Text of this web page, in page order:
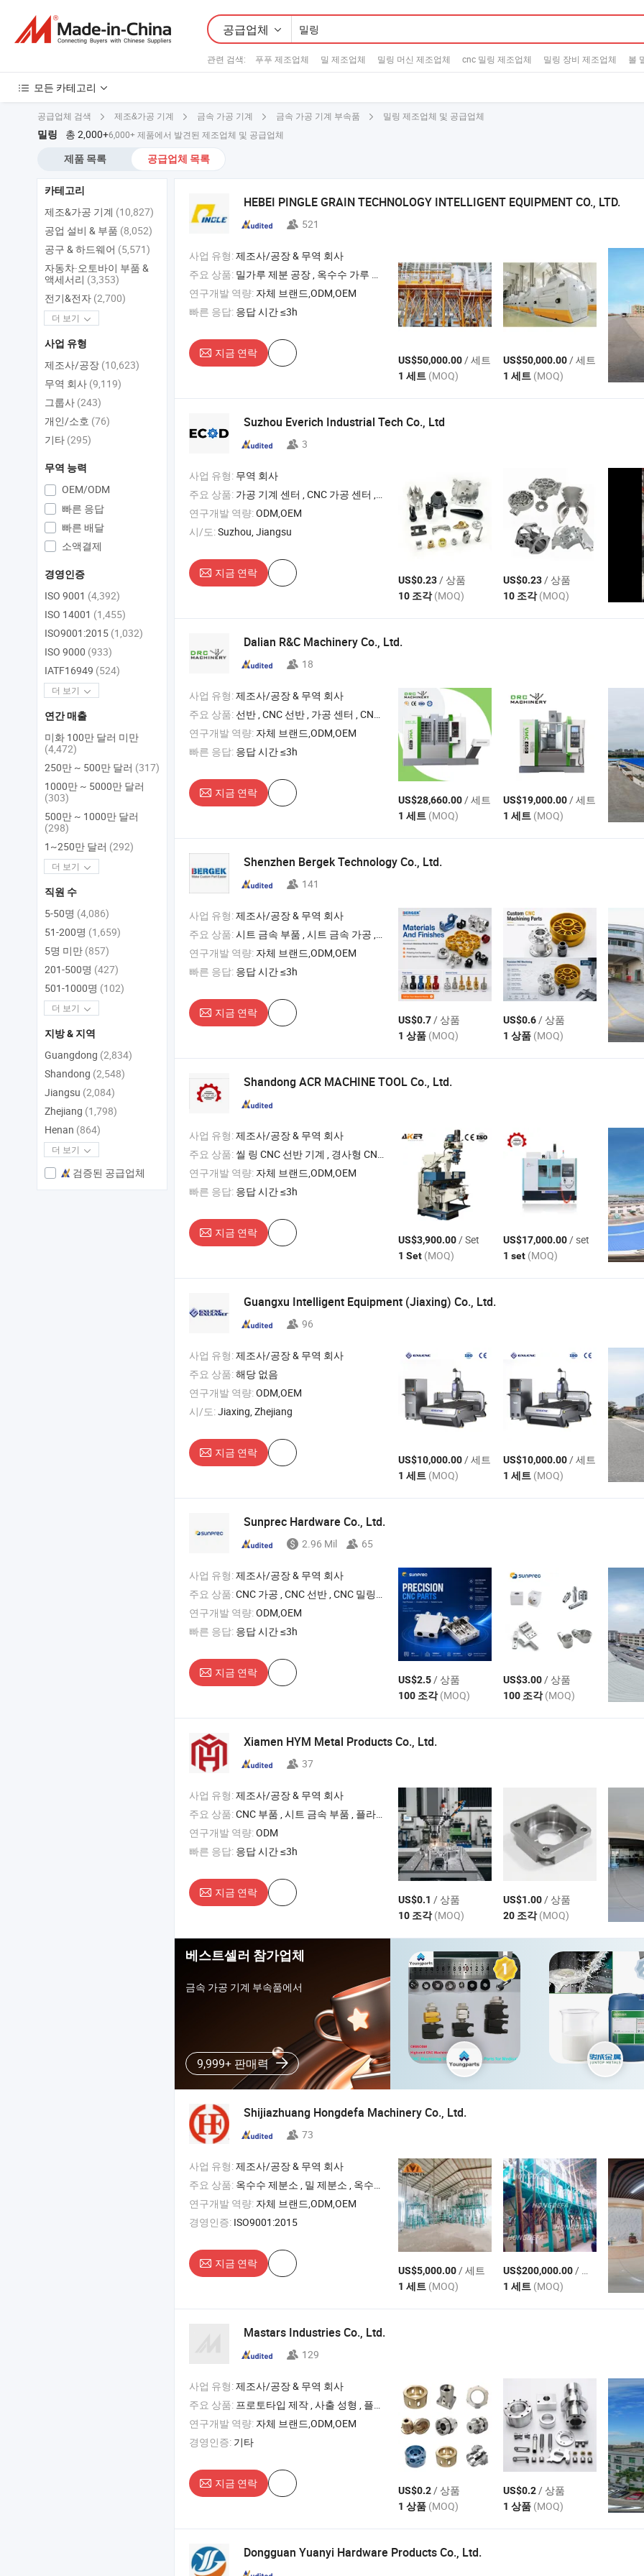
공급업체
관련 검색: 푸푸 제조업체 밀 제조업체 밀링 머신 제조업체 cnc 밀링 제조업체 밀링 장비 제조업체 볼
모든 카테고리
공급업체 검색 제조&가공 기계 금속 가공 기계 금속 가공 기계 부속품 밀링 제조업체 및 공급업체
밀링 총 2,000+6,000+ 제품에서 발견된 제조업체 및 공급업체
제품 목록 공급업체 목록
HEBEI PINGLE GRAIN TECHNOLOGY INTELLIGENT EQUIPMENT CO., LTD.
521
사업 유형:제조사/공장 & 무역 회사
주요 상품: 밀가루 제분 공장 , 옥수수 가루 제분 공장
연구개발 역량: 자체 브랜드,ODM,OEM
빠른 응답: 응답 시간 ≤3h
지금 연락
US$50,000.00/ 세트
1 세트 (MOQ)
US$50,000.00/ 세트
1 세트 (MOQ)
Suzhou Everich Industrial Tech Co., Ltd
3
사업 유형: 무역 회사
주요 상품: 가공 기계 센터 , CNC 가공 센터 , CNC 밀링 센터
연구개발 역량:ODM,OEM
시/도:Suzhou, Jiangsu
지금 연락
US$0.23/ 상품
10 조각(MOQ)
US$0.23/ 상품
10 조각(MOQ)
Dalian R&C Machinery Co., Ltd.
18
사업 유형:제조사/공장 & 무역 회사
주요 상품:선반 , CNC 선반 , 가공 센터 , CNC 밀링 머신 , 파이프 나사 선반
연구개발 역량: 자체 브랜드,ODM,OEM
빠른 응답: 응답 시간 ≤3h
지금 연락
US$28,660.00/ 세트
1 세트 (MOQ)
US$19,000.00/ 세트
1 세트 (MOQ)
Shenzhen Bergek Technology Co., Ltd.
141
사업 유형:제조사/공장 & 무역 회사
주요 상품:시트 금속 부품 , 시트 금속 가공 , 레이저 절단 서비스 , 시트 금속 브래킷 , CNC 가공 서비스
연구개발 역량: 자체 브랜드,ODM,OEM
빠른 응답: 응답 시간 ≤3h
지금 연락
US$0.7/ 상품
1 상품 (MOQ)
US$0.6/ 상품
1 상품 (MOQ)
Shandong ACR MACHINE TOOL Co., Ltd.
사업 유형:제조사/공장 & 무역 회사
주요 상품: 씰 링 CNC 선반 기계 , 경사형 CNC 선반 기계 , CNC 밀링 기계 , CNC 가공 센터 , 평면형 CNC 선반 기계
연구개발 역량: 자체 브랜드,ODM,OEM
빠른 응답: 응답 시간 ≤3h
지금 연락
US$3,900.00/ Set
1 Set (MOQ)
US$17,000.00/ set
1 set (MOQ)
Guangxu Intelligent Equipment (Jiaxing) Co., Ltd.
96
사업 유형:제조사/공장 & 무역 회사
주요 상품:해당 없음
연구개발 역량:ODM,OEM
시/도:Jiaxing, Zhejiang
지금 연락
US$10,000.00/ 세트
1 세트 (MOQ)
US$10,000.00/ 세트
1 세트 (MOQ)
Sunprec Hardware Co., Ltd.
2.96 Mil 65
사업 유형:제조사/공장 & 무역 회사
주요 상품:CNC 가공 , CNC 선반 , CNC 밀링 , 다이 주조 , 투자 주조
연구개발 역량:ODM,OEM
빠른 응답: 응답 시간 ≤3h
지금 연락
US$2.5/ 상품
100 조각(MOQ)
US$3.00/ 상품
100 조각(MOQ)
Xiamen HYM Metal Products Co., Ltd.
37
사업 유형:제조사/공장 & 무역 회사
주요 상품:CNC 부품 , 시트 금속 부품 , 플라스틱 부품 , 맞춤형 드라이버 세트 상자 , 금속 볼펜
연구개발 역량:ODM
빠른 응답: 응답 시간 ≤3h
지금 연락
US$0.1 / 상품
10 조각(MOQ)
US$1.00/ 상품
20 조각(MOQ)
베스트셀러 참가업체
금속 가공 기계 부속품에서
9,999+ 판매력
Shijiazhuang Hongdefa Machinery Co., Ltd.
73
사업 유형:제조사/공장 & 무역 회사
주요 상품: 옥수수 제분소 , 밀 제분소 , 옥수수 밀 , 옥수수 가루 제분소 , 밀 기계
연구개발 역량: 자체 브랜드,ODM,OEM
경영인증: ISO9001:2015
지금 연락
US$5,000.00/ 세트
1 세트 (MOQ)
US$200,000.00/ 세트
1 세트 (MOQ)
Mastars Industries Co., Ltd.
129
사업 유형:제조사/공장 & 무역 회사
주요 상품: 프로토타입 제작 , 사출 성형 , 플라스틱 및 금속 부품 , 전체 제품
연구개발 역량: 자체 브랜드,ODM,OEM
경영인증: 기타
지금 연락
US$0.2/ 상품
1 상품 (MOQ)
US$0.2/ 상품
1 상품 (MOQ)
Dongguan Yuanyi Hardware Products Co., Ltd.
카테고리
제조&가공 기계 (10,827)
공업 설비 & 부품 (8,052)
공구 & 하드웨어 (5,571)
자동차·오토바이 부품 &
액세서리 (3,353)
전기&전자 (2,700)
더 보기
사업 유형
제조사/공장 (10,623)
무역 회사 (9,119)
그룹사 (243)
개인/소호 (76)
기타 (295)
무역 능력
OEM/ODM
빠른 응답
빠른 배달
소액결제
경영인증
ISO 9001 (4,392)
ISO 14001 (1,455)
ISO9001:2015 (1,032)
ISO 9000 (933)
IATF16949 (524)
더 보기
연간 매출
미화 100만 달러 미만
(4,472)
250만 ~ 500만 달러 (317)
1000만 ~ 5000만 달러
(303)
500만 ~ 1000만 달러
(298)
1~250만 달러 (292)
더 보기
직원 수
5-50명 (4,086)
51-200명 (1,659)
5명 미만 (857)
201-500명 (427)
501-1000명 (102)
더 보기
지방 & 지역
Guangdong (2,834)
Shandong (2,548)
Jiangsu (2,084)
Zhejiang (1,798)
Henan (864)
더 보기
검증된 공급업체